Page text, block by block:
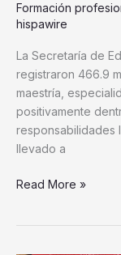
Formación
hispawire
La Secretaría de
registraron 466.9
maestría,
positivamente
responsabilidades
llevado a
Read More »